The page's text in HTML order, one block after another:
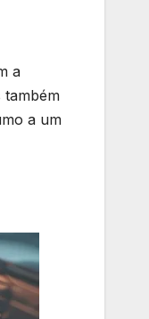
a
também
a um